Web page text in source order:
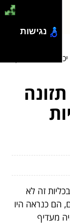
להיות המגן
זה לא
הם כנראה היו
מעדיף
נגישות